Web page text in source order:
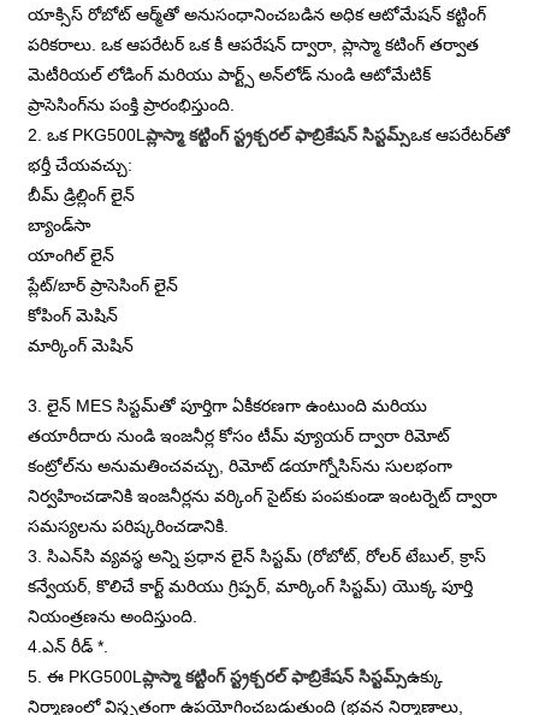
యాక్సిస్ రోబోట్ ఆర్మ్‌తో అనుసంధానించబడిన అధిక ఆటోమేషన్ కట్టింగ్
పరికరాలు. ఒక ఆపరేటర్ ఒక కీ ఆపరేషన్ ద్వారా, ప్లాస్మా కటింగ్ తర్వాత
మెటీరియల్ లోడింగ్ మరియు పార్ట్స్ అన్‌లోడ్ నుండి ఆటోమేటిక్
ప్రాసెసింగ్‌ను పంక్తి ప్రారంభిస్తుంది.
2. ఒక PKG500Lప్లాస్మా కట్టింగ్ స్ట్రక్చరల్ ఫాబ్రికేషన్ సిస్టమ్స్ఒక ఆపరేటర్‌తో
భర్తీ చేయవచ్చు:
బీమ్ డ్రిల్లింగ్ లైన్
బ్యాండ్‌సా
యాంగిల్ లైన్
ప్లేట్/బార్ ప్రాసెసింగ్ లైన్
కోపింగ్ మెషిన్
మార్కింగ్ మెషిన్
3. లైన్ MES సిస్టమ్‌తో పూర్తిగా ఏకీకరణగా ఉంటుంది మరియు
తయారీదారు నుండి ఇంజనీర్ల కోసం టీమ్ వ్యూయర్ ద్వారా రిమోట్
కంట్రోల్‌ను అనుమతించవచ్చు, రిమోట్ డయాగ్నోసిస్‌ను సులభంగా
నిర్వహించడానికి ఇంజనీర్లను వర్కింగ్ సైట్‌కు పంపకుండా ఇంటర్నెట్ ద్వారా
సమస్యలను పరిష్కరించడానికి.
3. సిఎన్‌సి వ్యవస్థ అన్ని ప్రధాన లైన్ సిస్టమ్ (రోబోట్, రోలర్ టేబుల్, క్రాస్
కన్వేయర్, కొలిచే కార్ట్ మరియు గ్రిప్పర్, మార్కింగ్ సిస్టమ్) యొక్క పూర్తి
నియంత్రణను అందిస్తుంది.
4.ఎన్ రీడ్ *.
5. ఈ PKG500Lప్లాస్మా కట్టింగ్ స్ట్రక్చరల్ ఫాబ్రికేషన్ సిస్టమ్స్ఉక్కు
నిర్మాణంలో విస్తృతంగా ఉపయోగించబడుతుంది (భవన నిర్మాణాలు,